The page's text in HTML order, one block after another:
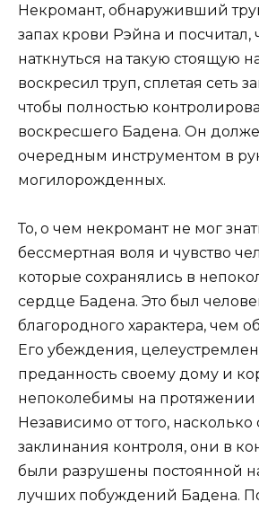
Некромант, обнаруживший
запах крови Рэйна и посчитал,
наткнуться на такую ​​стоящую
воскресил труп, сплетая сеть
чтобы полностью
воскресшего Бадена. Он
очередным инструментом в
могилорожденных.
То, о чем некромант не мог
бессмертная воля и чувство
которые сохранялись в
сердце Бадена. Это был
благородного характера, чем
Его убеждения,
преданность своему дому и
непоколебимы на протяжении
Независимо от того,
заклинания контроля, они в
были разрушены постоянной
лучших побуждений Бадена.